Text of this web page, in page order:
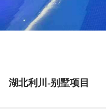
湖北利川-别墅项目